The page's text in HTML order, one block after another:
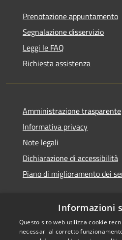
Prenotazione appuntamento
Segnalazione disservizio
Leggi le FAQ
Richiesta assistenza
Amministrazione trasparente
Informativa privacy
Note legali
Dichiarazione di accessibilità
Piano di miglioramento dei
RSS
Accessibilità
Informazioni
Questo sito web utilizza cookie
necessari al corretto